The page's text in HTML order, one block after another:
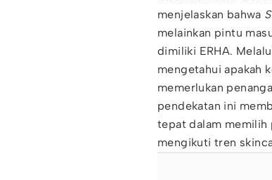
menjelaskan bahwa
melainkan pintu
dimiliki ERHA.
mengetahui apakah
memerlukan
pendekatan ini
tepat dalam memilih
mengikuti tren